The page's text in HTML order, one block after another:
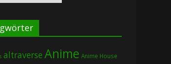
altraverse Anime Anime House